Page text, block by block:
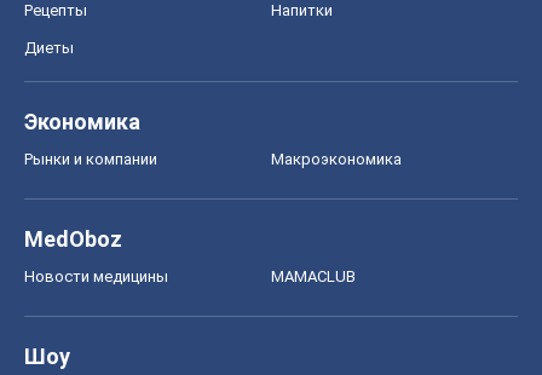
Рецепты Напитки
Диеты
Экономика
Рынки и компании Mакроэкономика
MedOboz
Новости медицины MAMACLUB
Шоу